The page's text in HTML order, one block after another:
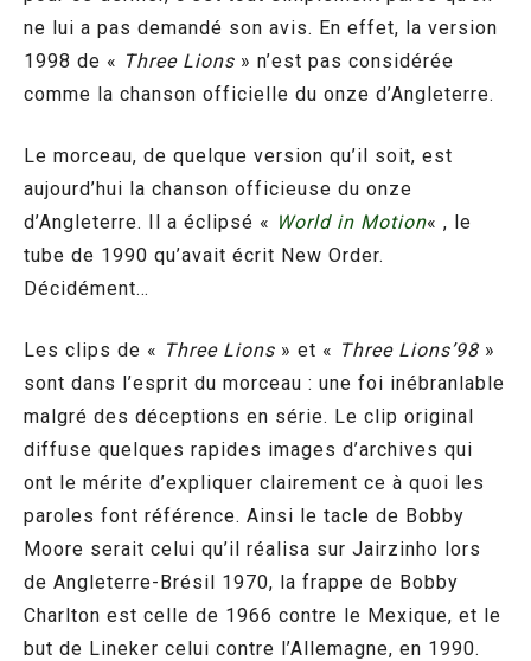
ne lui a pas demandé son avis. En effet, la version
1998 de « Three Lions » n’est pas considérée
comme la chanson officielle du onze d’Angleterre.
Le morceau, de quelque version qu’il soit, est
aujourd’hui la chanson officieuse du onze
d’Angleterre. Il a éclipsé « World in Motion« , le
tube de 1990 qu’avait écrit New Order.
Décidément…
Les clips de « Three Lions » et « Three Lions’98 »
sont dans l’esprit du morceau : une foi inébranlable
malgré des déceptions en série. Le clip original
diffuse quelques rapides images d’archives qui
ont le mérite d’expliquer clairement ce à quoi les
paroles font référence. Ainsi le tacle de Bobby
Moore serait celui qu’il réalisa sur Jairzinho lors
de Angleterre-Brésil 1970, la frappe de Bobby
Charlton est celle de 1966 contre le Mexique, et le
but de Lineker celui contre l’Allemagne, en 1990.